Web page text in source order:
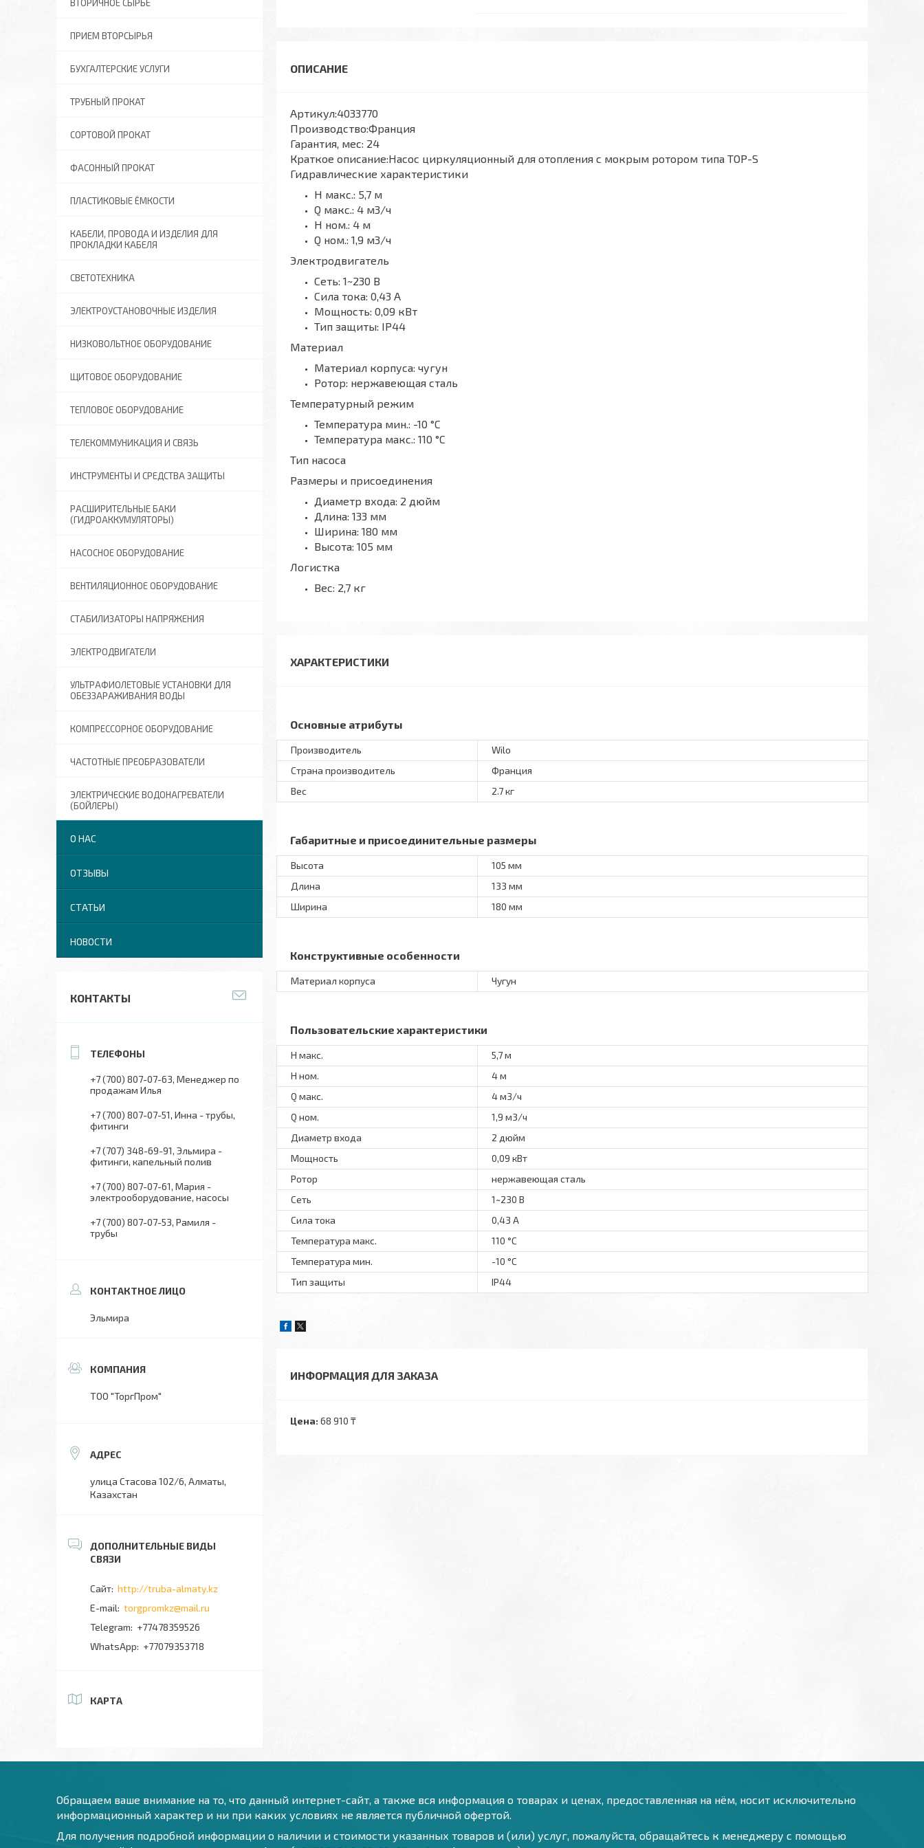
Артикул:4033770
Производство:Франция
Гарантия, мес: 24
Краткое описание:Насос циркуляционный для отопления с мокрым ротором типа TOP-S
Гидравлические характеристики
H макс.: 5,7 м
Q макс.: 4 м3/ч
H ном.: 4 м
Q ном.: 1,9 м3/ч
Электродвигатель
Сеть: 1~230 В
Сила тока: 0,43 А
Мощность: 0,09 кВт
Тип защиты: IP44
Материал
Материал корпуса: чугун
Ротор: нержавеющая сталь
Температурный режим
Температура мин.: -10 °С
Температура макс.: 110 °С
Тип насоса
Размеры и присоединения
Диаметр входа: 2 дюйм
Длина: 133 мм
Ширина: 180 мм
Высота: 105 мм
Логистка
Вес: 2,7 кг
ХАРАКТЕРИСТИКИ
Основные атрибуты
Производитель
Wilo
Страна производитель
Франция
Вес
2.7 кг
Габаритные и присоединительные размеры
Высота
105 мм
Длина
133 мм
Ширина
180 мм
Конструктивные особенности
Материал корпуса Чугун
Пользовательские характеристики
H макс.
5,7 м
H ном.
4 м
Q макс.
4 м3/ч
Q ном.
1,9 м3/ч
Диаметр входа
2 дюйм
Мощность
0,09 кВт
Ротор
нержавеющая сталь
Сеть
1~230 В
Сила тока
0,43 А
Температура макс.
110 °С
Температура мин.
-10 °С
Тип защиты
IP44
ИНФОРМАЦИЯ ДЛЯ ЗАКАЗА
Цена: 68 910 ₸
ВТОРИЧНОЕ СЫРЬЕ
ПРИЕМ ВТОРСЫРЬЯ
БУХГАЛТЕРСКИЕ УСЛУГИ
ТРУБНЫЙ ПРОКАТ
СОРТОВОЙ ПРОКАТ
ФАСОННЫЙ ПРОКАТ
ПЛАСТИКОВЫЕ ЁМКОСТИ
КАБЕЛИ, ПРОВОДА И ИЗДЕЛИЯ ДЛЯ
ПРОКЛАДКИ КАБЕЛЯ
СВЕТОТЕХНИКА
ЭЛЕКТРОУСТАНОВОЧНЫЕ ИЗДЕЛИЯ
НИЗКОВОЛЬТНОЕ ОБОРУДОВАНИЕ
ЩИТОВОЕ ОБОРУДОВАНИЕ
ТЕПЛОВОЕ ОБОРУДОВАНИЕ
ТЕЛЕКОММУНИКАЦИЯ И СВЯЗЬ
ИНСТРУМЕНТЫ И СРЕДСТВА ЗАЩИТЫ
РАСШИРИТЕЛЬНЫЕ БАКИ
(ГИДРОАККУМУЛЯТОРЫ)
НАСОСНОЕ ОБОРУДОВАНИЕ
ВЕНТИЛЯЦИОННОЕ ОБОРУДОВАНИЕ
СТАБИЛИЗАТОРЫ НАПРЯЖЕНИЯ
ЭЛЕКТРОДВИГАТЕЛИ
УЛЬТРАФИОЛЕТОВЫЕ УСТАНОВКИ ДЛЯ
ОБЕЗЗАРАЖИВАНИЯ ВОДЫ
КОМПРЕССОРНОЕ ОБОРУДОВАНИЕ
ЧАСТОТНЫЕ ПРЕОБРАЗОВАТЕЛИ
ЭЛЕКТРИЧЕСКИЕ ВОДОНАГРЕВАТЕЛИ
(БОЙЛЕРЫ)
О НАС
ОТЗЫВЫ
СТАТЬИ
НОВОСТИ
КОНТАКТЫ
+7 (700) 807-07-63 Менеджер по
продажам Илья
+7 (700) 807-07-51 Инна - трубы,
фитинги
+7 (707) 348-69-91 Эльмира -
фитинги, капельный полив
+7 (700) 807-07-61 Мария -
электрооборудование, насосы
+7 (700) 807-07-53 Рамиля -
трубы
Эльмира
ТОО "ТоргПром"
улица Стасова 102/6, Алматы,
Казахстан
http://truba-almaty.kz
torgpromkz@mail.ru
+77478359526
+77079353718
КАРТА
Обращаем ваше внимание на то, что данный интернет-сайт, а также вся информация о товарах и ценах, предоставленная на нём, носит исключительно
информационный характер и ни при каких условиях не является публичной офертой.
Для получения подробной информации о наличии и стоимости указанных товаров и (или) услуг, пожалуйста, обращайтесь к менеджеру с помощью